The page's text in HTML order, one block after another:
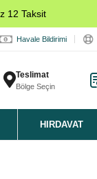
12 Taksit
Havale Bildirimi
Teslimat
Bölge Seçin
HIRDAVAT